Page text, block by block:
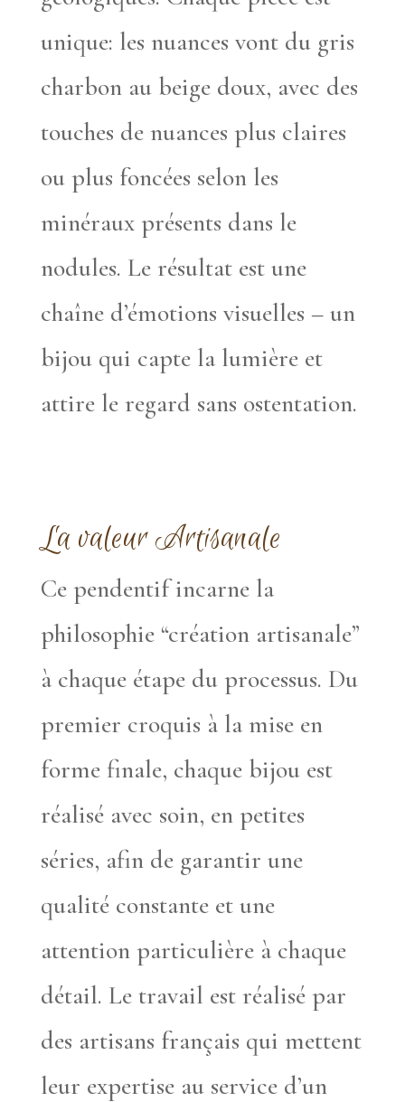
unique: les nuances vont du gris
charbon au beige doux, avec des
touches de nuances plus claires
ou plus foncées selon les
minéraux présents dans le
nodules. Le résultat est une
chaîne d’émotions visuelles – un
bijou qui capte la lumière et
attire le regard sans ostentation.
La valeur Artisanale
Ce pendentif incarne la
philosophie “création artisanale”
à chaque étape du processus. Du
premier croquis à la mise en
forme finale, chaque bijou est
réalisé avec soin, en petites
séries, afin de garantir une
qualité constante et une
attention particulière à chaque
détail. Le travail est réalisé par
des artisans français qui mettent
leur expertise au service d’un